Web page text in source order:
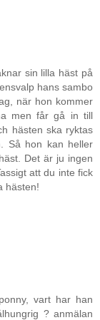
sin lilla häst på
hans sambo
när hon kommer
men får gå in till
hästen ska ryktas
Så hon kan heller
Det är ju ingen
att du inte fick
hästen!
vart har han
? anmälan